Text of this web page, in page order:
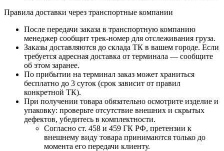
Правила доставки через транспортные компании
После передачи заказа в транспортную компанию
менеджер сообщит трек-номер для отслеживания груза.
Заказы доставляются до склада ТК в вашем городе. Если
требуется адресная доставка от терминала — сообщите
об этом заранее.
По прибытии на терминал заказ может храниться
бесплатно до 3 суток (срок зависит от правил
конкретной ТК).
При получении товара обязательно осмотрите изделие и
упаковку: проверьте отсутствие внешних и скрытых
дефектов, убедитесь в комплектности.
Согласно ст. 458 и 459 ГК РФ, претензии к
внешнему виду товара принимаются только до
момента его передачи клиенту.